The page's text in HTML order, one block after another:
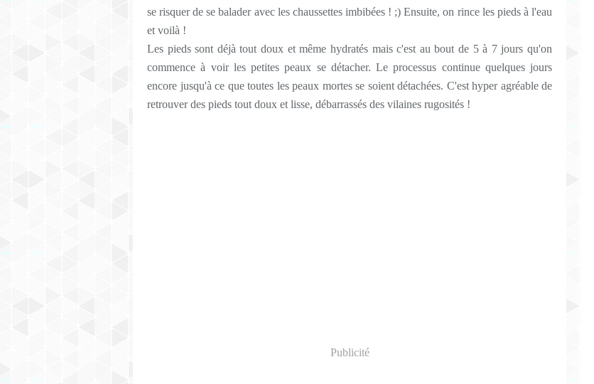
se risquer de se balader avec les chaussettes imbibées ! ;) Ensuite, on rince les pieds à l'eau
et voilà !
Les pieds sont déjà tout doux et même hydratés mais c'est au bout de 5 à 7 jours qu'on
commence à voir les petites peaux se détacher. Le processus continue quelques jours
encore jusqu'à ce que toutes les peaux mortes se soient détachées. C'est hyper agréable de
retrouver des pieds tout doux et lisse, débarrassés des vilaines rugosités !
Publicité